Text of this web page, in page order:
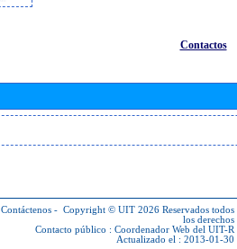
Contactos
Contáctenos - Copyright © UIT 2026 Reservados todos
los derechos
Contacto público : Coordenador Web del UIT-R
Actualizado el : 2013-01-30